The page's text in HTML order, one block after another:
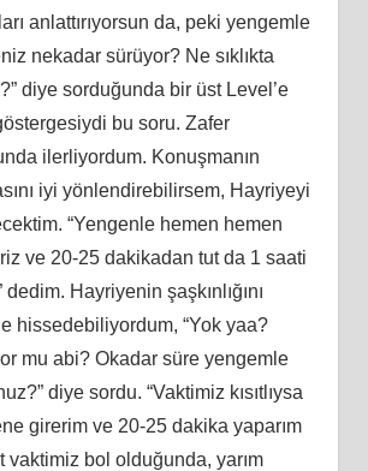
anlattırıyorsun da, peki yengemle
nekadar sürüyor? Ne sıklıkta
diye sorduğunda bir üst Level’e
bu soru. Zafer
ilerliyordum. Konuşmanın
iyi yönlendirebilirsem, Hayriyeyi
“Yengenle hemen hemen
ve 20-25 dakikadan tut da 1 saati
Hayriyenin şaşkınlığını
hissedebiliyordum, “Yok yaa?
mu abi? Okadar süre yengemle
diye sordu. “Vaktimiz kısıtlıysa
girerim ve 20-25 dakika yaparım
vaktimiz bol olduğunda, yarım